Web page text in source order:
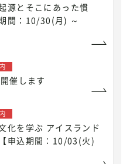
源とそこにあった慣
間：10/30(月) ～
催します
化を学ぶ アイスランド
申込期間：10/03(火)